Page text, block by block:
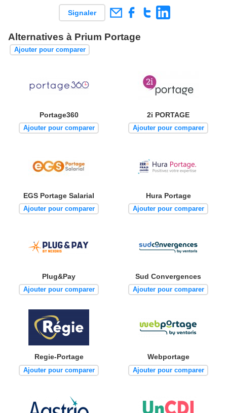
Signaler
Alternatives à Prium Portage
Ajouter pour comparer
Portage360
Ajouter pour comparer
2i PORTAGE
Ajouter pour comparer
EGS Portage Salarial
Ajouter pour comparer
Hura Portage
Ajouter pour comparer
Plug&Pay
Ajouter pour comparer
Sud Convergences
Ajouter pour comparer
Regie-Portage
Ajouter pour comparer
Webportage
Ajouter pour comparer